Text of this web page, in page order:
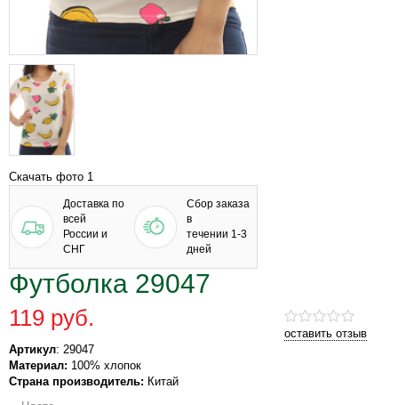
Скачать фото 1
Доставка по
всей
России и
СНГ
Сбор заказа
в
течении 1-3
дней
Футболка 29047
оставить отзыв
119 руб.
Артикул: 29047
Материал: 100% хлопок
Страна производитель: Китай